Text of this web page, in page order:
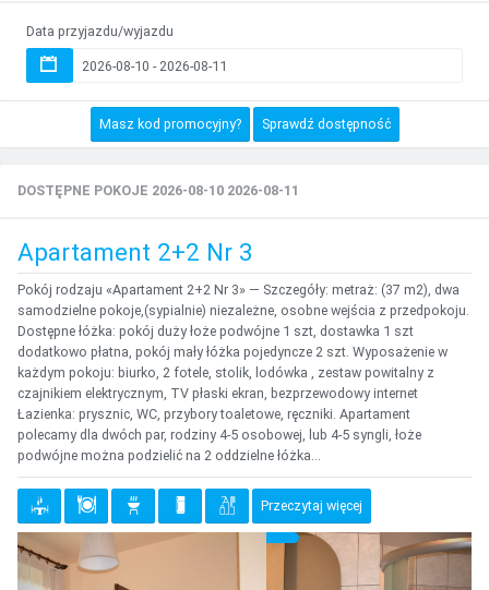
Data przyjazdu/wyjazdu
Masz kod promocyjny? Sprawdź dostępność
DOSTĘPNE POKOJE 2026-08-10 2026-08-11
Apartament 2+2 Nr 3
Pokój rodzaju «Apartament 2+2 Nr 3» — Szczegóły: metraż: (37 m2), dwa
samodzielne pokoje,(sypialnie) niezależne, osobne wejścia z przedpokoju.
Dostępne łóżka: pokój duży łoże podwójne 1 szt, dostawka 1 szt
dodatkowo płatna, pokój mały łóżka pojedyncze 2 szt. Wyposażenie w
każdym pokoju: biurko, 2 fotele, stolik, lodówka , zestaw powitalny z
czajnikiem elektrycznym, TV płaski ekran, bezprzewodowy internet
Łazienka: prysznic, WC, przybory toaletowe, ręczniki. Apartament
polecamy dla dwóch par, rodziny 4-5 osobowej, lub 4-5 syngli, łoże
podwójne można podzielić na 2 oddzielne łóżka...
Przeczytaj więcej
{clt_left} 1 Wybierz
{clt_previous}